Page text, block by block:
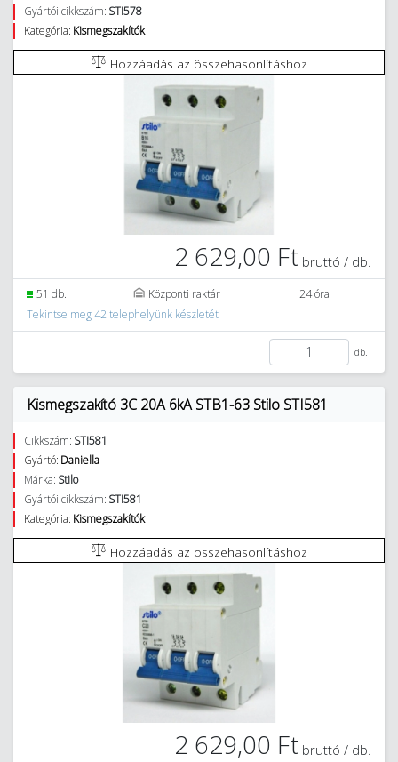
Gyártói cikkszám: STI578
Kategória: Kismegszakítók
Hozzáadás az összehasonlításhoz
2 629,00 Ft bruttó / db.
51 db. Központi raktár
24 óra
Tekintse meg 42 telephelyünk készletét
db.
Kismegszakító 3C 20A 6kA STB1-63 Stilo STI581
Cikkszám: STI581
Gyártó: Daniella
Márka: Stilo
Gyártói cikkszám: STI581
Kategória: Kismegszakítók
Hozzáadás az összehasonlításhoz
2 629,00 Ft bruttó / db.